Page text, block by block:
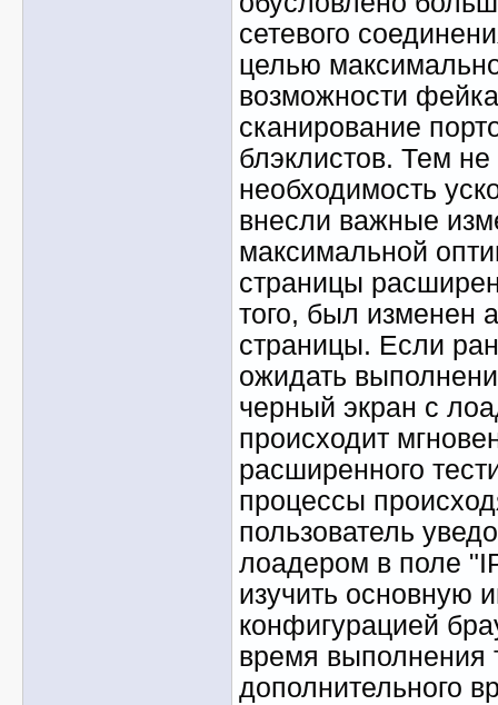
сетевого
целью
возможности
сканирование
блэклистов. Тем
необходимость
внесли важные
максимальной
страницы
того, был изменен
страницы. Если
ожидать
черный экран с
происходит
расширенного
процессы
пользователь
лоадером в поле
изучить основную
конфигурацией
время выполнения
дополнительного